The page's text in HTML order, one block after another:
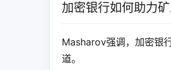
加密银行如何助力
Masharov强调，加密银
道。